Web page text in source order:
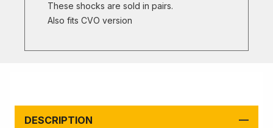
These shocks are sold in pairs.
Also fits CVO version
DESCRIPTION